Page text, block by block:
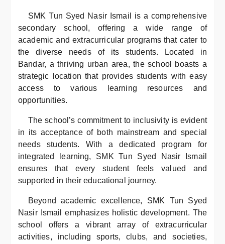
SMK Tun Syed Nasir Ismail is a comprehensive
secondary school, offering a wide range of
academic and extracurricular programs that cater to
the diverse needs of its students. Located in
Bandar, a thriving urban area, the school boasts a
strategic location that provides students with easy
access to various learning resources and
opportunities.
The school’s commitment to inclusivity is evident
in its acceptance of both mainstream and special
needs students. With a dedicated program for
integrated learning, SMK Tun Syed Nasir Ismail
ensures that every student feels valued and
supported in their educational journey.
Beyond academic excellence, SMK Tun Syed
Nasir Ismail emphasizes holistic development. The
school offers a vibrant array of extracurricular
activities, including sports, clubs, and societies,